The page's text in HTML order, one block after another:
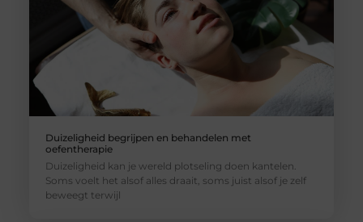
Duizeligheid begrijpen en behandelen met
oefentherapie
Duizeligheid kan je wereld plotseling doen kantelen.
Soms voelt het alsof alles draait, soms juist alsof je zelf
beweegt terwijl